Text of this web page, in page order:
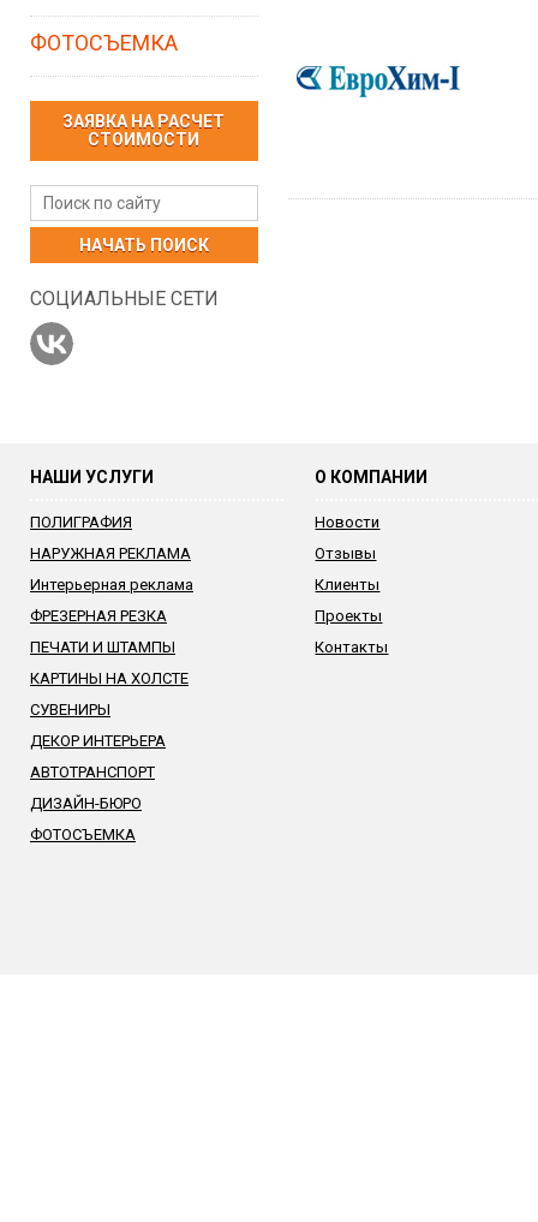
ФОТОСЪЕМКА
ЗАЯВКА НА РАСЧЕТ
СТОИМОСТИ
НАЧАТЬ ПОИСК
СОЦИАЛЬНЫЕ СЕТИ
НАШИ УСЛУГИ
ПОЛИГРАФИЯ
НАРУЖНАЯ РЕКЛАМА
Интерьерная реклама
ФРЕЗЕРНАЯ РЕЗКА
ПЕЧАТИ И ШТАМПЫ
КАРТИНЫ НА ХОЛСТЕ
СУВЕНИРЫ
ДЕКОР ИНТЕРЬЕРА
АВТОТРАНСПОРТ
ДИЗАЙН-БЮРО
ФОТОСЪЕМКА
О КОМПАНИИ
Новости
Отзывы
Клиенты
Проекты
Контакты